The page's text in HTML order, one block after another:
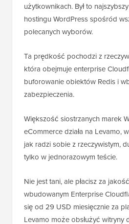
użytkownikach. Był to
hostingu WordPress spośród
polecanych wyborów.
Ta prędkość pochodzi z
która obejmuje enterprise
buforowanie obiektów Redis i
zabezpieczenia.
Większość siostrzanych marek
eCommerce działa na Levamo,
jak radzi sobie z rzeczywistym,
tylko w jednorazowym teście.
Nie jest tani, ale płacisz za
wbudowanym Enterprise
się od 29 USD miesięcznie za
Levamo może obsłużyć witryny